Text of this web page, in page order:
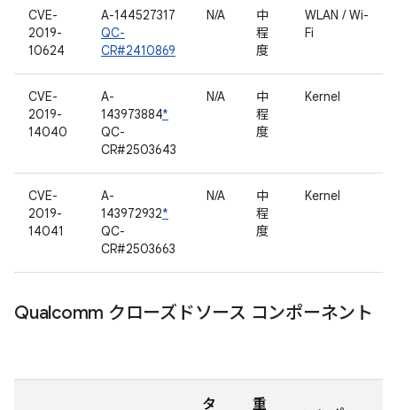
CVE-
2019-
10624
A-144527317
QC-
CR#2410869
N/A
中
程
度
WLAN / Wi-
Fi
CVE-
2019-
14040
A-
143973884*
QC-
CR#2503643
N/A
中
程
度
Kernel
CVE-
2019-
14041
A-
143972932*
QC-
CR#2503663
N/A
中
程
度
Kernel
Qualcomm クローズドソース コンポーネント
タ 重